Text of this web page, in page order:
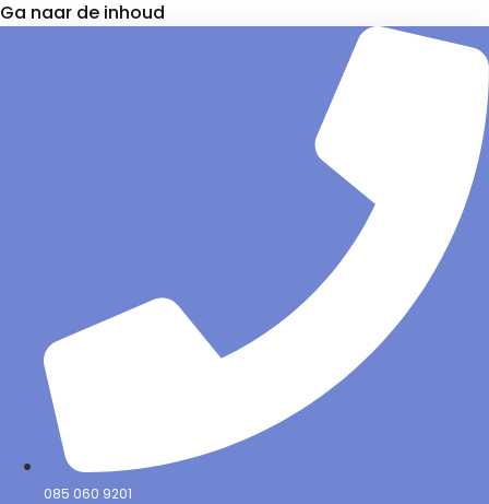
Ga naar de inhoud
085 060 9201